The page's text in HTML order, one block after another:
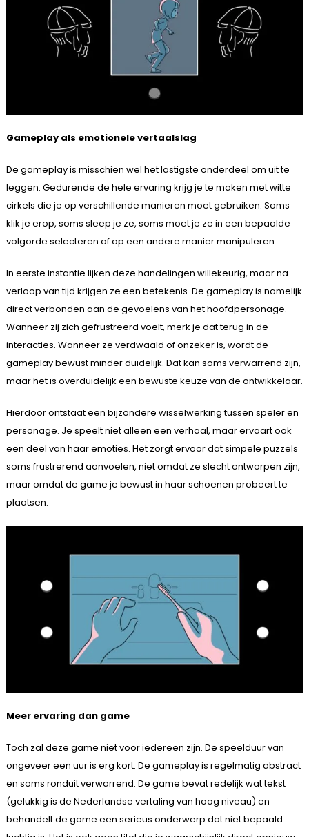
Gameplay als emotionele vertaalslag
De gameplay is misschien wel het lastigste onderdeel om uit te
leggen. Gedurende de hele ervaring krijg je te maken met witte
cirkels die je op verschillende manieren moet gebruiken. Soms
klik je erop, soms sleep je ze, soms moet je ze in een bepaalde
volgorde selecteren of op een andere manier manipuleren.
In eerste instantie lijken deze handelingen willekeurig, maar na
verloop van tijd krijgen ze een betekenis. De gameplay is namelijk
direct verbonden aan de gevoelens van het hoofdpersonage.
Wanneer zij zich gefrustreerd voelt, merk je dat terug in de
interacties. Wanneer ze verdwaald of onzeker is, wordt de
gameplay bewust minder duidelijk. Dat kan soms verwarrend zijn,
maar het is overduidelijk een bewuste keuze van de ontwikkelaar.
Hierdoor ontstaat een bijzondere wisselwerking tussen speler en
personage. Je speelt niet alleen een verhaal, maar ervaart ook
een deel van haar emoties. Het zorgt ervoor dat simpele puzzels
soms frustrerend aanvoelen, niet omdat ze slecht ontworpen zijn,
maar omdat de game je bewust in haar schoenen probeert te
plaatsen.
Meer ervaring dan game
Toch zal deze game niet voor iedereen zijn. De speelduur van
ongeveer een uur is erg kort. De gameplay is regelmatig abstract
en soms ronduit verwarrend. De game bevat redelijk wat tekst
(gelukkig is de Nederlandse vertaling van hoog niveau) en
behandelt de game een serieus onderwerp dat niet bepaald